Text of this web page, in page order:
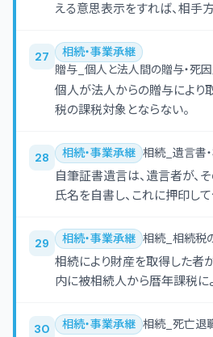
える意思表示をすれば、相手
27
相続・事業承継
贈与_個人と法人間の贈与・死
個人が法人からの贈与により
税の課税対象とならない。
28 相続・事業承継 相続_遺言書
自筆証書遺言は、遺言者が、
氏名を自書し、これに押印し
によらずにパソコンで作成して
29 相続・事業承継 相続_相続税
相続により財産を取得した者
内に被相続人から暦年課税に
30 相続・事業承継 相続_死亡退